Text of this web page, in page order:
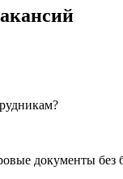
документы без